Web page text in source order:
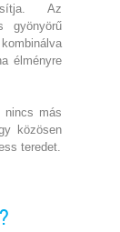
Az
gyönyörű
élményre
nincs más
közösen
teredet.